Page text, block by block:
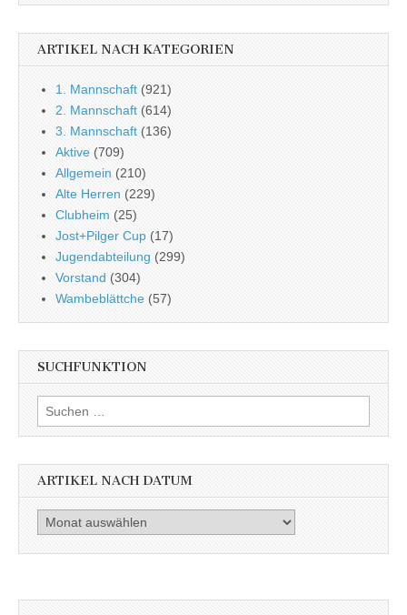
ARTIKEL NACH KATEGORIEN
1. Mannschaft (921)
2. Mannschaft (614)
3. Mannschaft (136)
Aktive (709)
Allgemein (210)
Alte Herren (229)
Clubheim (25)
Jost+Pilger Cup (17)
Jugendabteilung (299)
Vorstand (304)
Wambeblättche (57)
SUCHFUNKTION
Suchen
nach:
ARTIKEL NACH DATUM
Artikel
nach